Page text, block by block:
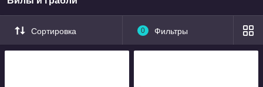
Сортировка 0 Фильтры